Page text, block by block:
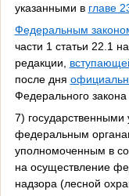
указанными в главе
Федеральным
части 1 статьи 22.1
редакции,
после дня
Федерального закона
7)
федеральным
уполномоченным в
на осуществление
надзора (лесной